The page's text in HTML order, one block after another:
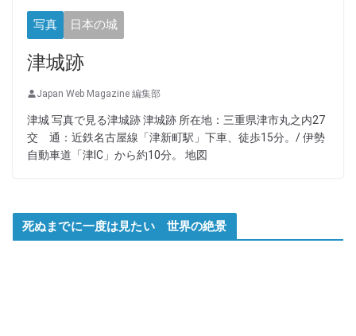
写真 日本の城
津城跡
Japan Web Magazine 編集部
津城 写真で見る津城跡 津城跡 所在地：三重県津市丸之内27
交 通：近鉄名古屋線「津新町駅」下車、徒歩15分。/ 伊勢
自動車道「津IC」から約10分。 地図
死ぬまでに一度は見たい 世界の絶景